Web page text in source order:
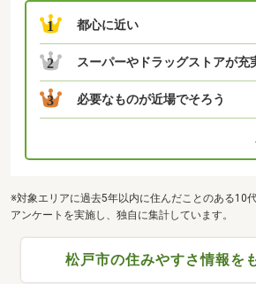
1 都心に近い
2 スーパーやドラッグストアが充
3 必要なものが近場でそろう
※対象エリアに過去5年以内に住んだことのある10
アンケートを実施し、独自に集計しています。
松戸市の住みやすさ情報を